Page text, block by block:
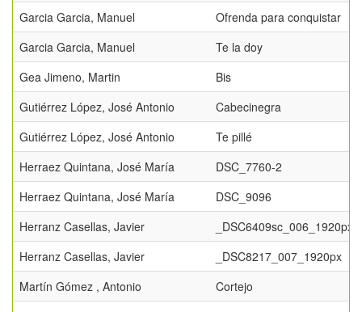
Garcia Garcia, Manuel
Ofrenda para conquistar
Garcia Garcia, Manuel
Te la doy
Gea Jimeno, Martin
Bis
Gutiérrez López, José Antonio
Cabecinegra
Gutiérrez López, José Antonio
Te pillé
Herraez Quintana, José María
DSC_7760-2
Herraez Quintana, José María
DSC_9096
Herranz Casellas, Javier
_DSC6409sc_006_1920px
Herranz Casellas, Javier
_DSC8217_007_1920px
Martín Gómez , Antonio
Cortejo